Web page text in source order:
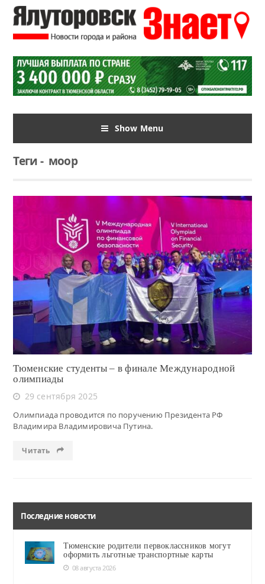
Show Menu
Теги-моор
Читать
Тюменские студенты – в финале Международной
олимпиады
29 сентября 2025
Олимпиада проводится по поручению Президента РФ
Владимира Владимировича Путина.
Читать
Последние новости
Тюменские родители первоклассников могут
оформить льготные транспортные карты
08 августа 2026